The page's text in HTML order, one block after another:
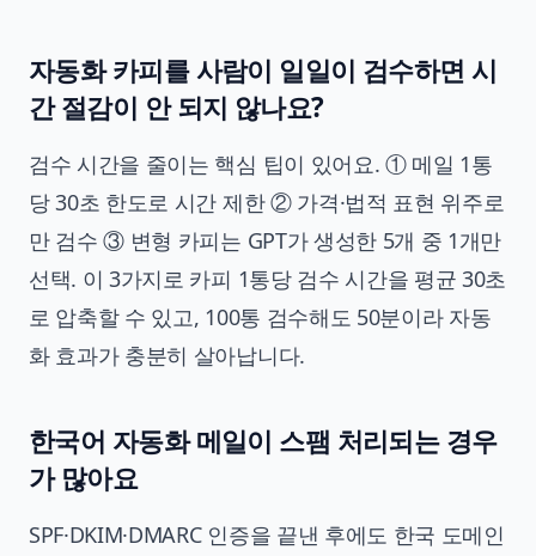
자동화 카피를 사람이 일일이 검수하면 시
간 절감이 안 되지 않나요?
검수 시간을 줄이는 핵심 팁이 있어요. ① 메일 1통
당 30초 한도로 시간 제한 ② 가격·법적 표현 위주로
만 검수 ③ 변형 카피는 GPT가 생성한 5개 중 1개만
선택. 이 3가지로 카피 1통당 검수 시간을 평균 30초
로 압축할 수 있고, 100통 검수해도 50분이라 자동
화 효과가 충분히 살아납니다.
한국어 자동화 메일이 스팸 처리되는 경우
가 많아요
SPF·DKIM·DMARC 인증을 끝낸 후에도 한국 도메인